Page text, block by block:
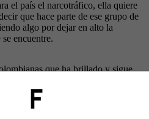
el país el narcotráfico, ella quiere
que hace parte de ese grupo de
algo por dejar en alto la
encuentre.
que ha brillado y sigue
Recientemente cumplió uno
un tema junto a la barranquillera
el nombre de Colombia en alto en
que se ha presentado.